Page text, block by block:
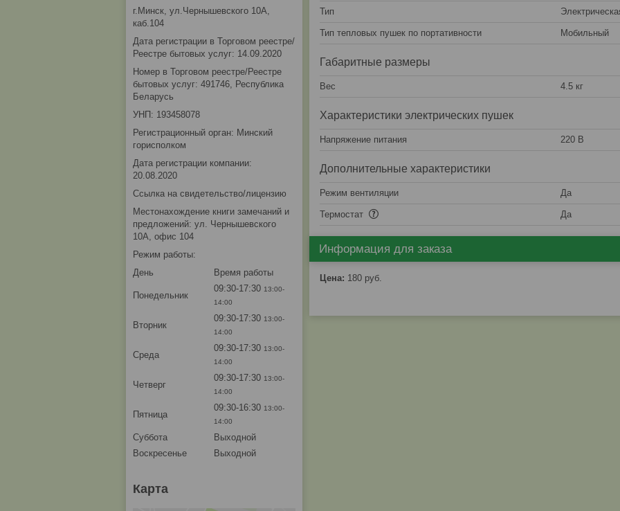
Тип
Тип тепловых пушек по портативности Мобильный
Габаритные размеры
Вес 4.5 кг
Характеристики электрических пушек
Напряжение питания 220 В
Дополнительные характеристики
Режим вентиляции Да
Термостат Да
Информация для заказа
Цена: 180 руб.
г.Минск, ул.Чернышевского 10А,
каб.104
Дата регистрации в Торговом реестре/
Реестре бытовых услуг: 14.09.2020
Номер в Торговом реестре/Реестре
бытовых услуг: 491746, Республика
Беларусь
УНП: 193458078
Регистрационный орган: Минский
горисполком
Дата регистрации компании:
20.08.2020
Ссылка на свидетельство/лицензию
Местонахождение книги замечаний и
предложений: ул. Чернышевского
10А, офис 104
Режим работы:
День
Время работы
Понедельник
09:30-17:30 13:00-
14:00
Вторник
09:30-17:30 13:00-
14:00
Среда
09:30-17:30 13:00-
14:00
Четверг
09:30-17:30 13:00-
14:00
Пятница
09:30-16:30 13:00-
14:00
Суббота
Выходной
Воскресенье
Выходной
Карта